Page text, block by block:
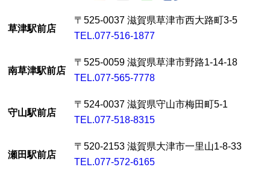
草津駅前店
〒525-0037 滋賀県草津市西大路町3-5
TEL.077-516-1877
南草津駅前店
〒525-0059 滋賀県草津市野路1-14-18
TEL.077-565-7778
守山駅前店
〒524-0037 滋賀県守山市梅田町5-1
TEL.077-518-8315
瀬田駅前店
〒520-2153 滋賀県大津市一里山1-8-33
TEL.077-572-6165